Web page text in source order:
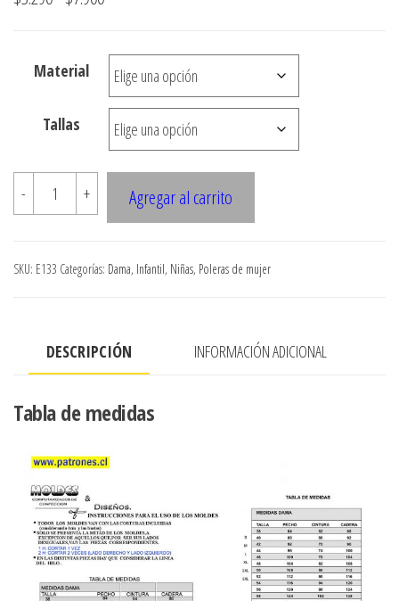
precios:
desde
$3.290
hasta
$7.900
Material
Tallas
-
E133
POLERA
MANGA
PESTANA
+ Agregar al carrito
SKU: E133 Categorías: Dama, Infantil, Niñas, Poleras de mujer
DESCRIPCIÓN INFORMACIÓN ADICIONAL
Tabla de medidas